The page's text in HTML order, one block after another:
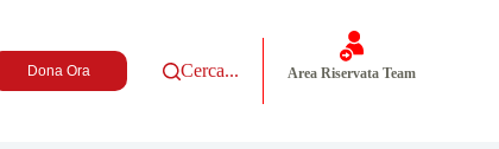
Dona Ora Cerca... Area Riservata Team